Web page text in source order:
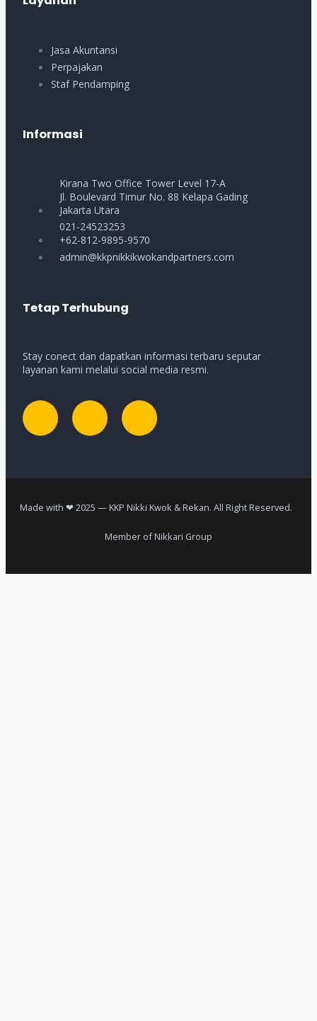
Jasa Akuntansi
Perpajakan
Staf Pendamping
Informasi
Kirana Two Office Tower Level 17-A
Jl. Boulevard Timur No. 88 Kelapa Gading
Jakarta Utara
021-24523253
+62-812-9895-9570
admin@kkpnikkikwokandpartners.com
Tetap Terhubung
Stay conect dan dapatkan informasi terbaru seputar
layanan kami melalui social media resmi.
Made with ❤ 2025 — KKP Nikki Kwok & Rekan. All Right Reserved.
Member of Nikkari Group